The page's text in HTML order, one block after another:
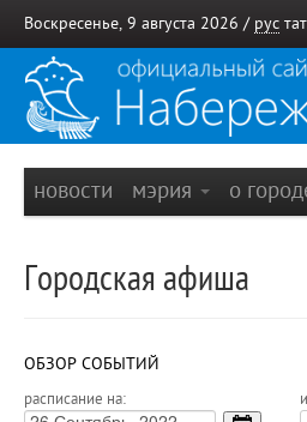
Воскресенье, 9 августа 2026 / рус тат
новости мэрия о
Городская афиша
ОБЗОР СОБЫТИЙ
расписание на: